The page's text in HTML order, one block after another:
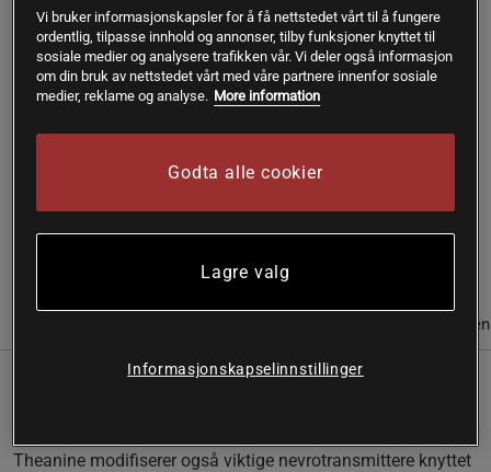
Kjøp
Gratis frakt over 399 kr Gratis retur 14 dagers angrerett
Theanin er en unik aminosyre som finnes i grønn te som
stimulerer produksjonen av alfabølger i hjernen.
Næringsinformasjon &
Theanine modifiserer også viktige nevrotransmittere knyttet
Vi bruker informasjonskapsler for å få nettstedet vårt til å fungere
ordentlig, tilpasse innhold og annonser, tilby funksjoner knyttet til
sosiale medier og analysere trafikken vår. Vi deler også informasjon
om din bruk av nettstedet vårt med våre partnere innenfor sosiale
medier, reklame og analyse. More information
Godta alle cookier
Lagre valg
Informasjonskapselinnstillinger